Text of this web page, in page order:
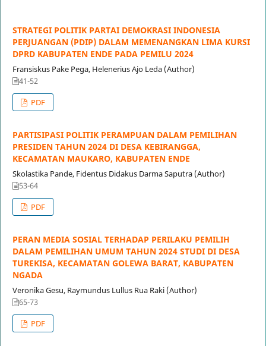
STRATEGI POLITIK PARTAI DEMOKRASI INDONESIA
PERJUANGAN (PDIP) DALAM MEMENANGKAN LIMA KURSI
DPRD KABUPATEN ENDE PADA PEMILU 2024
Fransiskus Pake Pega, Helenerius Ajo Leda (Author)
41-52
PDF
PARTISIPASI POLITIK PERAMPUAN DALAM PEMILIHAN
PRESIDEN TAHUN 2024 DI DESA KEBIRANGGA,
KECAMATAN MAUKARO, KABUPATEN ENDE
Skolastika Pande, Fidentus Didakus Darma Saputra (Author)
53-64
PDF
PERAN MEDIA SOSIAL TERHADAP PERILAKU PEMILIH
DALAM PEMILIHAN UMUM TAHUN 2024 STUDI DI DESA
TUREKISA, KECAMATAN GOLEWA BARAT, KABUPATEN
NGADA
Veronika Gesu, Raymundus Lullus Rua Raki (Author)
65-73
PDF